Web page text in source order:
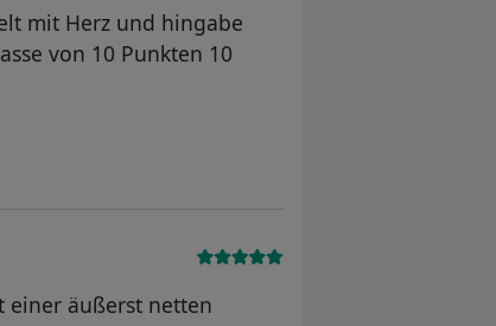
mit Herz und hingabe
von 10 Punkten 10
einer äußerst netten